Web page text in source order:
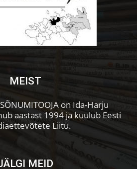
MEIST
on Ida-Harju
aastast 1994 ja kuulub Eesti
Liitu.
MEID